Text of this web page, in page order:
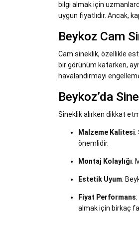
bilgi almak için
uygun fiyatlıdır. Ancak,
Beykoz Cam
Cam sineklik, özellikle
bir görünüm katarken,
havalandırmayı
Beykoz’da
Sineklik alırken dikkat
Malzeme Kalitesi:
önemlidir.
Montaj Kolaylığı:
Estetik Uyum:
Fiyat Performans
almak için birkaç